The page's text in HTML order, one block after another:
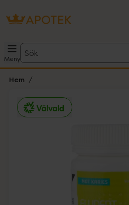
Meny
Sök
Hem